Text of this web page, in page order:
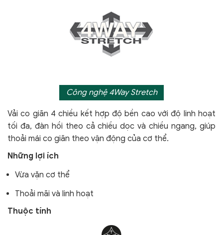
Công nghệ 4Way Stretch
Vải co giãn 4 chiều kết hợp độ bền cao với độ linh hoạt
tối đa, đàn hồi theo cả chiều dọc và chiều ngang, giúp
thoải mái co giãn theo vận động của cơ thể.
Những lợi ích
Vừa vặn cơ thể
Thoải mãi và linh hoạt
Thuộc tính